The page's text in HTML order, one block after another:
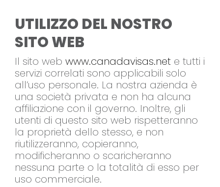
UTILIZZO DEL NOSTRO
SITO WEB
Il sito web www.canadavisas.net e tutti i
servizi correlati sono applicabili solo
all’uso personale. La nostra azienda è
una società privata e non ha alcuna
affiliazione con il governo. Inoltre, gli
utenti di questo sito web rispetteranno
la proprietà dello stesso, e non
riutilizzeranno, copieranno,
modificheranno o scaricheranno
nessuna parte o la totalità di esso per
uso commerciale.